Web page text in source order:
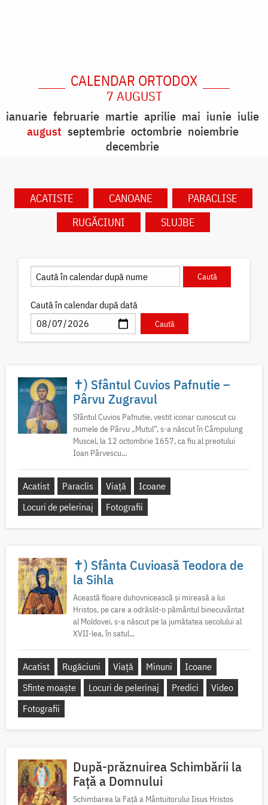
CALENDAR ORTODOX
7 AUGUST
ianuarie februarie martie aprilie mai iunie iulie
august septembrie octombrie noiembrie
decembrie
ACATISTE CANOANE
PARACLISE
RUGĂCIUNI
SLUJBE
Caută în calendar după dată
✝) Sfântul Cuvios Pafnutie –
Pârvu Zugravul
Sfântul Cuvios Pafnutie, vestit iconar cunoscut cu
numele de Pârvu „Mutul”, s-a născut în Câmpulung
Muscel, la 12 octombrie 1657, ca fiu al preotului
Ioan Pârvescu...
Acatist Paraclis Viață
Icoane
Locuri de pelerinaj
Fotografii
✝) Sfânta Cuvioasă Teodora de
la Sihla
Această floare duhovnicească și mireasă a lui
Hristos, pe care a odrăslit-o pământul binecuvântat
al Moldovei, s-a născut pe la jumătatea secolului al
XVII-lea, în satul...
Acatist Rugăciuni Viață Minuni
Icoane
Sfinte moaște
Locuri de pelerinaj Predici
Video
Fotografii
După-prăznuirea Schimbării la
Față a Domnului
Schimbarea la Față a Mântuitorului Iisus Hristos